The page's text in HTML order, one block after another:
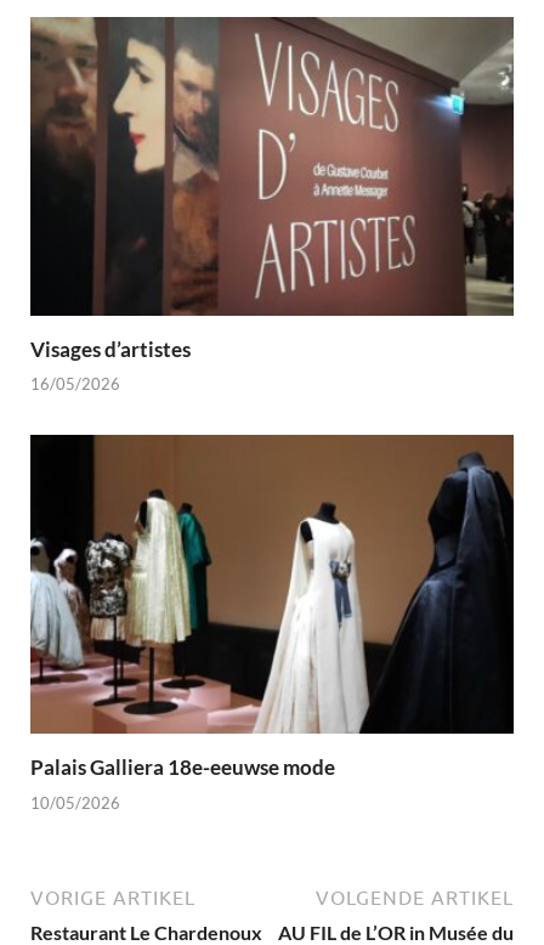
Visages d’artistes
16/05/2026
Palais Galliera 18e-eeuwse mode
10/05/2026
VORIGE ARTIKEL
Restaurant Le Chardenoux
VOLGENDE ARTIKEL
AU FIL de L’OR in Musée du